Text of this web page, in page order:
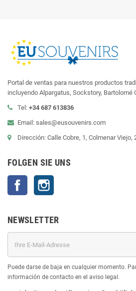
Portal de ventas para nuestros productos
incluyendo Alpargatus, Sockstory, Bartolomé
Tel: +34 687 613836
Email: sales@eusouvenirs.com
Dirección: Calle Cobre, 1, Colmenar Viejo,
FOLGEN SIE UNS
Facebook
NEWSLETTER
Puede darse de baja en cualquier momento.
información de contacto en el aviso legal.